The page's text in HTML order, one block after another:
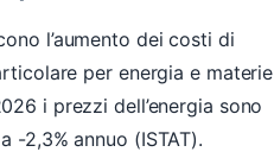
l’aumento dei costi di
per energia e materie
i prezzi dell’energia sono
-2,3% annuo (ISTAT).